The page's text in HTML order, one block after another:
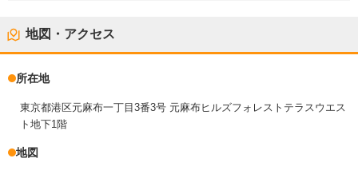
地図・アクセス
所在地
東京都港区元麻布一丁目3番3号 元麻布ヒルズフォレストテラスウエス
ト地下1階
地図